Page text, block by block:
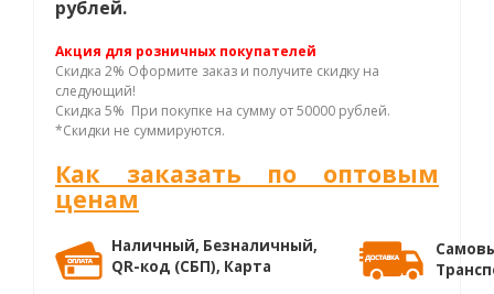
рублей.
Акция для розничных покупателей
Скидка 2% Оформите заказ и получите скидку на
следующий!
Скидка 5% При покупке на сумму от 50000 рублей.
*Скидки не суммируются.
Как заказать по оптовым
ценам
Наличный, Безналичный,
QR-код (СБП), Карта